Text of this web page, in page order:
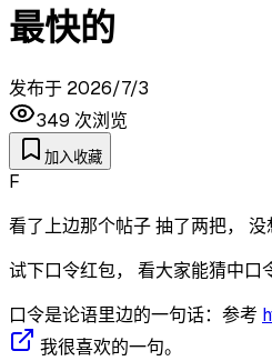
最快的
发布于 2026/7/3
349 次浏览
加入收藏
F
看了上边那个帖子 抽了两把， 没
试下口令红包， 看大家能猜中口
口令是论语里边的一句话：参考
我很喜欢的一句。